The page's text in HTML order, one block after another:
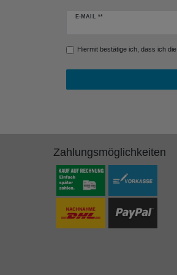
E-MAIL **
Newsletter
Hiermit bestätige ich, dass ich die
Zahlungsmöglichkeiten